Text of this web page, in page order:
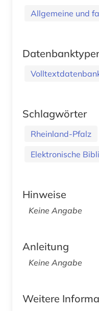
Allgemeine und
Schlagwörter
Rheinland-Pfalz
Elektronische
Hinweise
Keine Angabe
Anleitung
Keine Angabe
Weitere